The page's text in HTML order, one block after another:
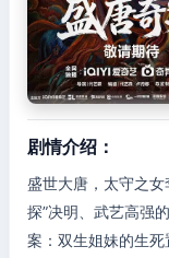
剧情介绍：
盛世大唐，太守之
探”决明、武艺高强
案：双生姐妹的生